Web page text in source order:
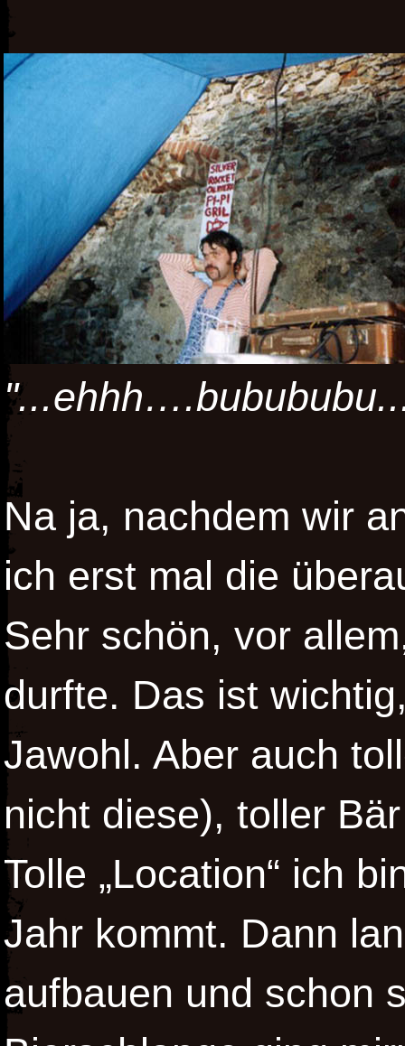
Na ja, nachdem wir
ich erst mal die
Sehr schön, vor
durfte. Das ist
Jawohl. Aber auch
nicht diese), toller
Tolle „Location“ ich
Jahr kommt. Dann
aufbauen und schon